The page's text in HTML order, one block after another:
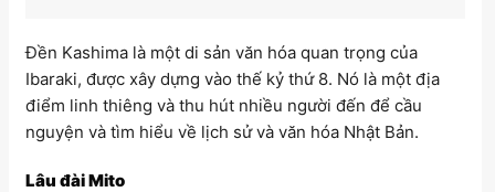
Đền Kashima là một di sản văn hóa quan trọng của
Ibaraki, được xây dựng vào thế kỷ thứ 8. Nó là một địa
điểm linh thiêng và thu hút nhiều người đến để cầu
nguyện và tìm hiểu về lịch sử và văn hóa Nhật Bản.
Lâu đài Mito